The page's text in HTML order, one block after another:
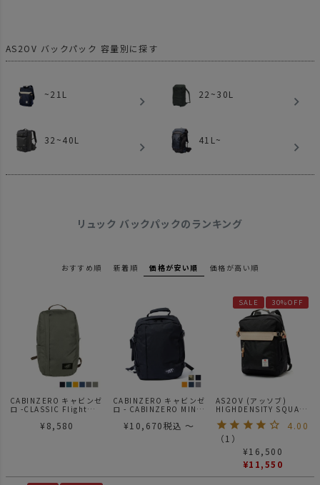
~21L 22~30L
32~40L 41L~
リュック バックパックのランキング
おすすめ順 新着順 価格が安い順 価格が高い順
CABINZERO キャビンゼ
ロ -CLASSIC Flight
¥ 8,580
CABINZERO キャビンゼ
ロ - CABINZERO MINI
¥10,670税込 〜
SALE 30%OFF
AS2OV (アッソブ)
HIGHDENSITY SQUARE
BACKPACK / バックパッ
ク
4.00
（1 ）
¥16,500
¥11,550